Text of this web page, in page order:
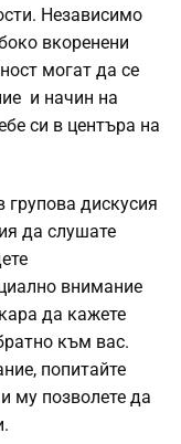
Независимо
вкоренени
могат да се
и начин на
си в центъра на
групова дискусия
да слушате
внимание
да кажете
към вас.
попитайте
му позволете да